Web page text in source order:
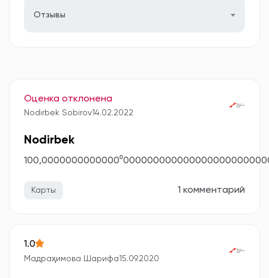
Отзывы
Оценка отклонена
Nodirbek Sobirov14.02.2022
Nodirbek
Карты 1 комментарий
1.0
Мадраҳимова Шарифа15.09.2020